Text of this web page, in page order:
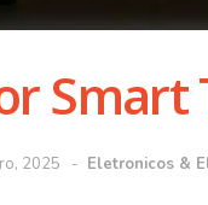
Smart
2025 Eletronicos &